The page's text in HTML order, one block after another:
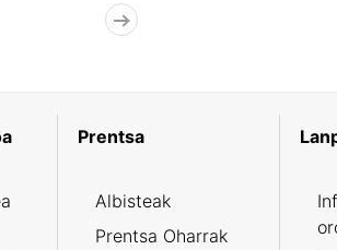
Prentsa
Albisteak
Prentsa Oharrak